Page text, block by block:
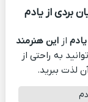
بردی از یادم
ازاین هنرمند
به راحتی از
لذت ببرید.